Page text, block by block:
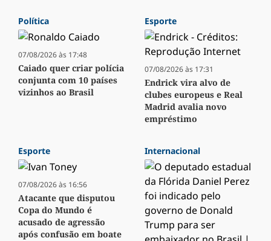
Política
07/08/2026 às 17:48
Caiado quer criar polícia
conjunta com 10 países
vizinhos ao Brasil
Esporte
07/08/2026 às 17:31
Endrick vira alvo de
clubes europeus e Real
Madrid avalia novo
empréstimo
Esporte
07/08/2026 às 16:56
Atacante que disputou
Copa do Mundo é
acusado de agressão
após confusão em boate
Internacional